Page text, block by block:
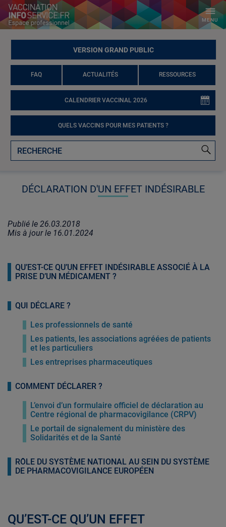
MENU
VERSION GRAND PUBLIC
FAQ ACTUALITÉS RESSOURCES
QUELS VACCINS POUR MES PATIENTS ?
CALENDRIER VACCINAL 2026
DÉCLARATION D'UN EFFET INDÉSIRABLE
Publié le 26.03.2018
Mis à jour le 16.01.2024
QU’EST-CE QU’UN EFFET INDÉSIRABLE ASSOCIÉ À LA
PRISE D’UN MÉDICAMENT ?
QUI DÉCLARE ?
Les professionnels de santé
Les patients, les associations agréées de patients
et les particuliers
Les entreprises pharmaceutiques
COMMENT DÉCLARER ?
L’envoi d’un formulaire officiel de déclaration au
Centre régional de pharmacovigilance (CRPV)
Le portail de signalement du ministère des
Solidarités et de la Santé
RÔLE DU SYSTÈME NATIONAL AU SEIN DU SYSTÈME
DE PHARMACOVIGILANCE EUROPÉEN
QU’EST-CE QU’UN EFFET